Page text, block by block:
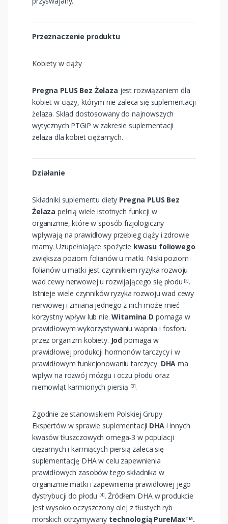
Przeznaczenie produktu
Kobiety w ciąży
Pregna PLUS Bez Żelaza jest rozwiązaniem dla
kobiet w ciąży, którym nie zaleca się suplementacji
żelaza. Skład dostosowany do najnowszych
wytycznych PTGiP w zakresie suplementacji
żelaza dla kobiet ciężarnych.
Działanie
Składniki suplementu diety Pregna PLUS Bez
Żelaza pełnią wiele istotnych funkcji w
organizmie, które w sposób fizjologiczny
wpływają na prawidłowy przebieg ciąży i zdrowie
mamy. Uzupełniające spożycie kwasu foliowego
zwiększa poziom folianów u matki. Niski poziom
folianów u matki jest czynnikiem ryzyka rozwoju
wad cewy nerwowej u rozwijającego się płodu [2].
Istnieje wiele czynników ryzyka rozwoju wad cewy
nerwowej i zmiana jednego z nich może mieć
korzystny wpływ lub nie.Witamina D pomaga w
prawidłowym wykorzystywaniu wapnia i fosforu
przez organizm kobiety. Jod pomaga w
prawidłowej produkcji hormonów tarczycy i w
prawidłowym funkcjonowaniu tarczycy. DHA ma
wpływ na rozwój mózgu i oczu płodu oraz
niemowląt karmionych piersią [3].
Zgodnie ze stanowiskiem Polskiej Grupy
Ekspertów w sprawie suplementacji DHAi innych
kwasów tłuszczowych omega-3 w populacji
ciężarnych i karmiących piersią zaleca się
suplementację DHA w celu zapewnienia
prawidłowych zasobów tego składnika w
organizmie matki i zapewnienia prawidłowej jego
dystrybucji do płodu [4].Źródłem DHA w produkcie
jest wysoko oczyszczony olej z tłustych ryb
morskich otrzymywany technologią PureMaxTM.